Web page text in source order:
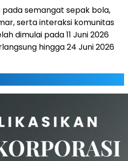
semangat sepak bola,
serta interaksi komunitas
dimulai pada 11 Juni 2026
hingga 24 Juni 2026